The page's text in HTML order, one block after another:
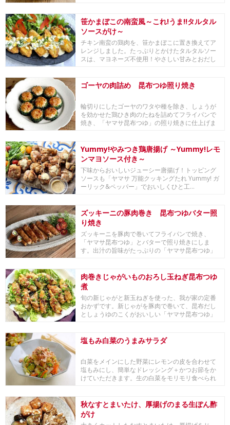
笹かまぼこの南蛮風～これ!うま!!タルタル
ソースがけ～
チキン南蛮の鶏肉を、笹かまぼこに置き換えてア
レンジしました。たっぷりとかけたタルタルソー
スは、マヨネーズ不使用！やさしい甘みとおだし
ゴーヤの肉詰め 昆布つゆ照り焼き
輪切りにしたゴーヤのワタや種を除き、しょうが
を効かせた鶏ひき肉のたねを詰めてフライパンで
焼き、「ヤマサ昆布つゆ」の照り焼きに仕上げま
Yummy!やみつき鶏唐揚げ ～Yummy!レモ
ンマヨソース付き～
下味からおいしいジューシー唐揚げ！トッピング
ソースも「ヤマサ 万能クッキングたれ Yummy! ガ
ーリック&ペッパー」でおいしくひと工...
ズッキーニの豚肉巻き 昆布つゆバター照
り焼き
ズッキーニを豚肉で巻いてフライパンで焼き、
「ヤマサ昆布つゆ」とバターで照り焼きにしま
す。出汁の旨味がたっぷりの「ヤマサ昆布つゆ」
肉巻きじゃがいものおろし玉ねぎ昆布つゆ
煮
旬の新じゃがと新玉ねぎを使った、我が家の定番
おかずです。新じゃがを豚肉で巻いて、昆布だし
としょうゆのこくがおいしい「ヤマサ昆布つゆ」
塩もみ白菜のうまみサラダ
白菜をメインにした野菜にレモンの皮を合わせて
塩もみにし、簡単なドレッシング＋かつお節をか
けていただきます。生の白菜をモリモリ食べられ
秋なすとまいたけ、厚揚げのまる生ぽん酢
がけ